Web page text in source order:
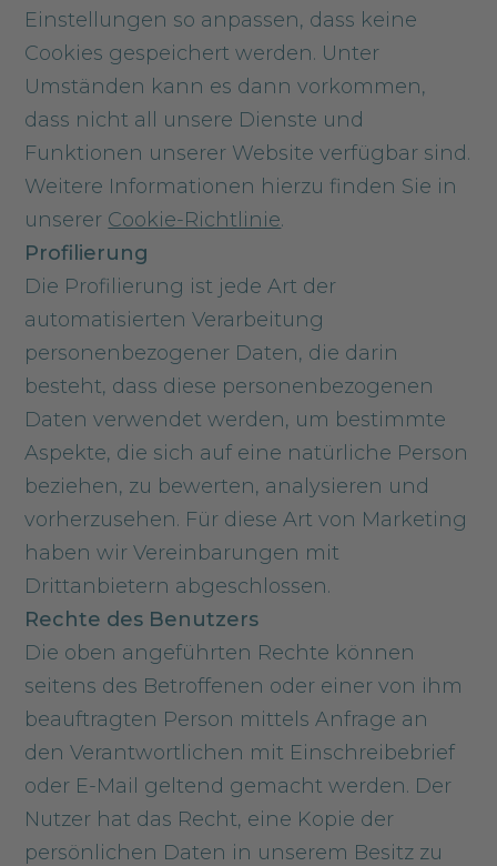
Einstellungen so anpassen, dass keine
Cookies gespeichert werden. Unter
Umständen kann es dann vorkommen,
dass nicht all unsere Dienste und
Funktionen unserer Website verfügbar sind.
Weitere Informationen hierzu finden Sie in
unserer Cookie-Richtlinie.
Profilierung
Die Profilierung ist jede Art der
automatisierten Verarbeitung
personenbezogener Daten, die darin
besteht, dass diese personenbezogenen
Daten verwendet werden, um bestimmte
Aspekte, die sich auf eine natürliche Person
beziehen, zu bewerten, analysieren und
vorherzusehen. Für diese Art von Marketing
haben wir Vereinbarungen mit
Drittanbietern abgeschlossen.
Rechte des Benutzers
Die oben angeführten Rechte können
seitens des Betroffenen oder einer von ihm
beauftragten Person mittels Anfrage an
den Verantwortlichen mit Einschreibebrief
oder E-Mail geltend gemacht werden. Der
Nutzer hat das Recht, eine Kopie der
persönlichen Daten in unserem Besitz zu